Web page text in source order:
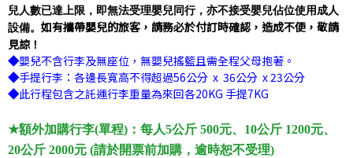
兒人數已達上限，即無法受理嬰兒同行， 亦不接受嬰兒佔位使用成人
設備。 如有攜帶嬰兒的旅客，請務必於付訂時確認，造成不便，敬請
見諒！
◆嬰兒不含行李及無座位，無嬰兒搖籃且需全程父母抱著。
◆手提行李：各邊長寬高不得超過56公分 x 36公分 x 23公分
◆此行程包含之託運行李重量為來回各20KG 手提7KG
★額外加購行李(單程)：每人5公斤 500元、10公斤 1200元、
20公斤 2000元 (請於開票前加購，逾時恕不受理)